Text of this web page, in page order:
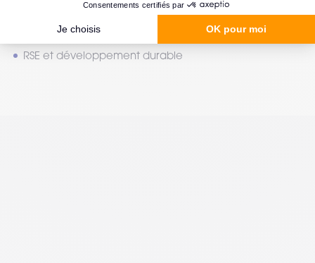
Robot/cobotique, drône et exosquelette
Communication et sécurisation du personnel
RSE et développement durable